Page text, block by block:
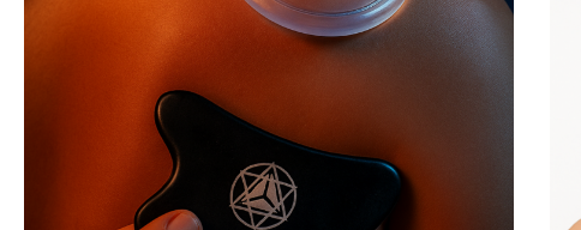
מתחיל כאן.